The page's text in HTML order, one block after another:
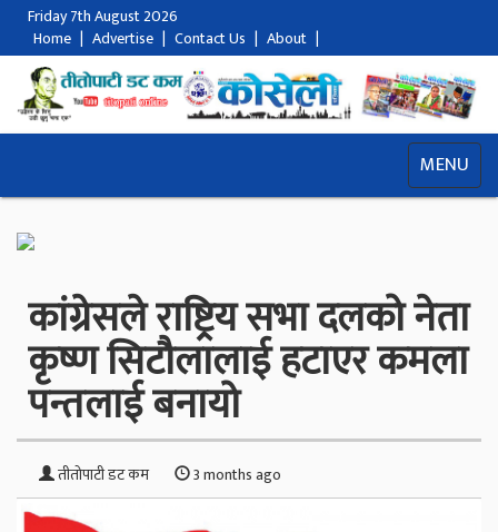
Friday 7th August 2026
Home | Advertise | Contact Us | About |
MENU
कांग्रेसले राष्ट्रिय सभा दलको नेता
कृष्ण सिटौलालाई हटाएर कमला
पन्तलाई बनायो
तीतोपाटी डट कम 3 months ago